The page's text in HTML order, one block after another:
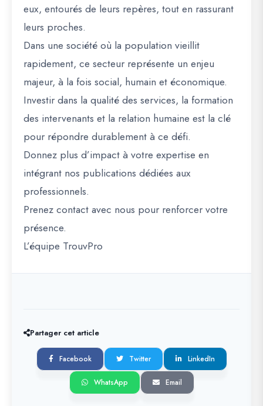
eux, entourés de leurs repères, tout en rassurant
leurs proches.
Dans une société où la population vieillit
rapidement, ce secteur représente un enjeu
majeur, à la fois social, humain et économique.
Investir dans la qualité des services, la formation
des intervenants et la relation humaine est la clé
pour répondre durablement à ce défi.
Donnez plus d’impact à votre expertise en
intégrant nos publications dédiées aux
professionnels.
Prenez contact avec nous pour renforcer votre
présence.
L’équipe TrouvPro
Partager cet article
Facebook Twitter LinkedIn
WhatsApp Email